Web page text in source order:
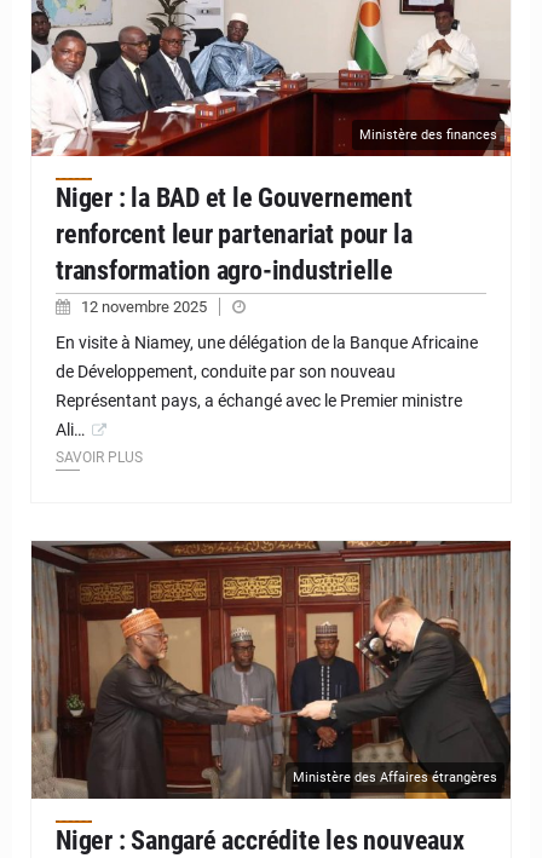
Ministère des finances
Niger : la BAD et le Gouvernement
renforcent leur partenariat pour la
transformation agro-industrielle
12 novembre 2025
En visite à Niamey, une délégation de la Banque Africaine
de Développement, conduite par son nouveau
Représentant pays, a échangé avec le Premier ministre
Ali…
SAVOIR PLUS
Ministère des Affaires étrangères
Niger : Sangaré accrédite les nouveaux